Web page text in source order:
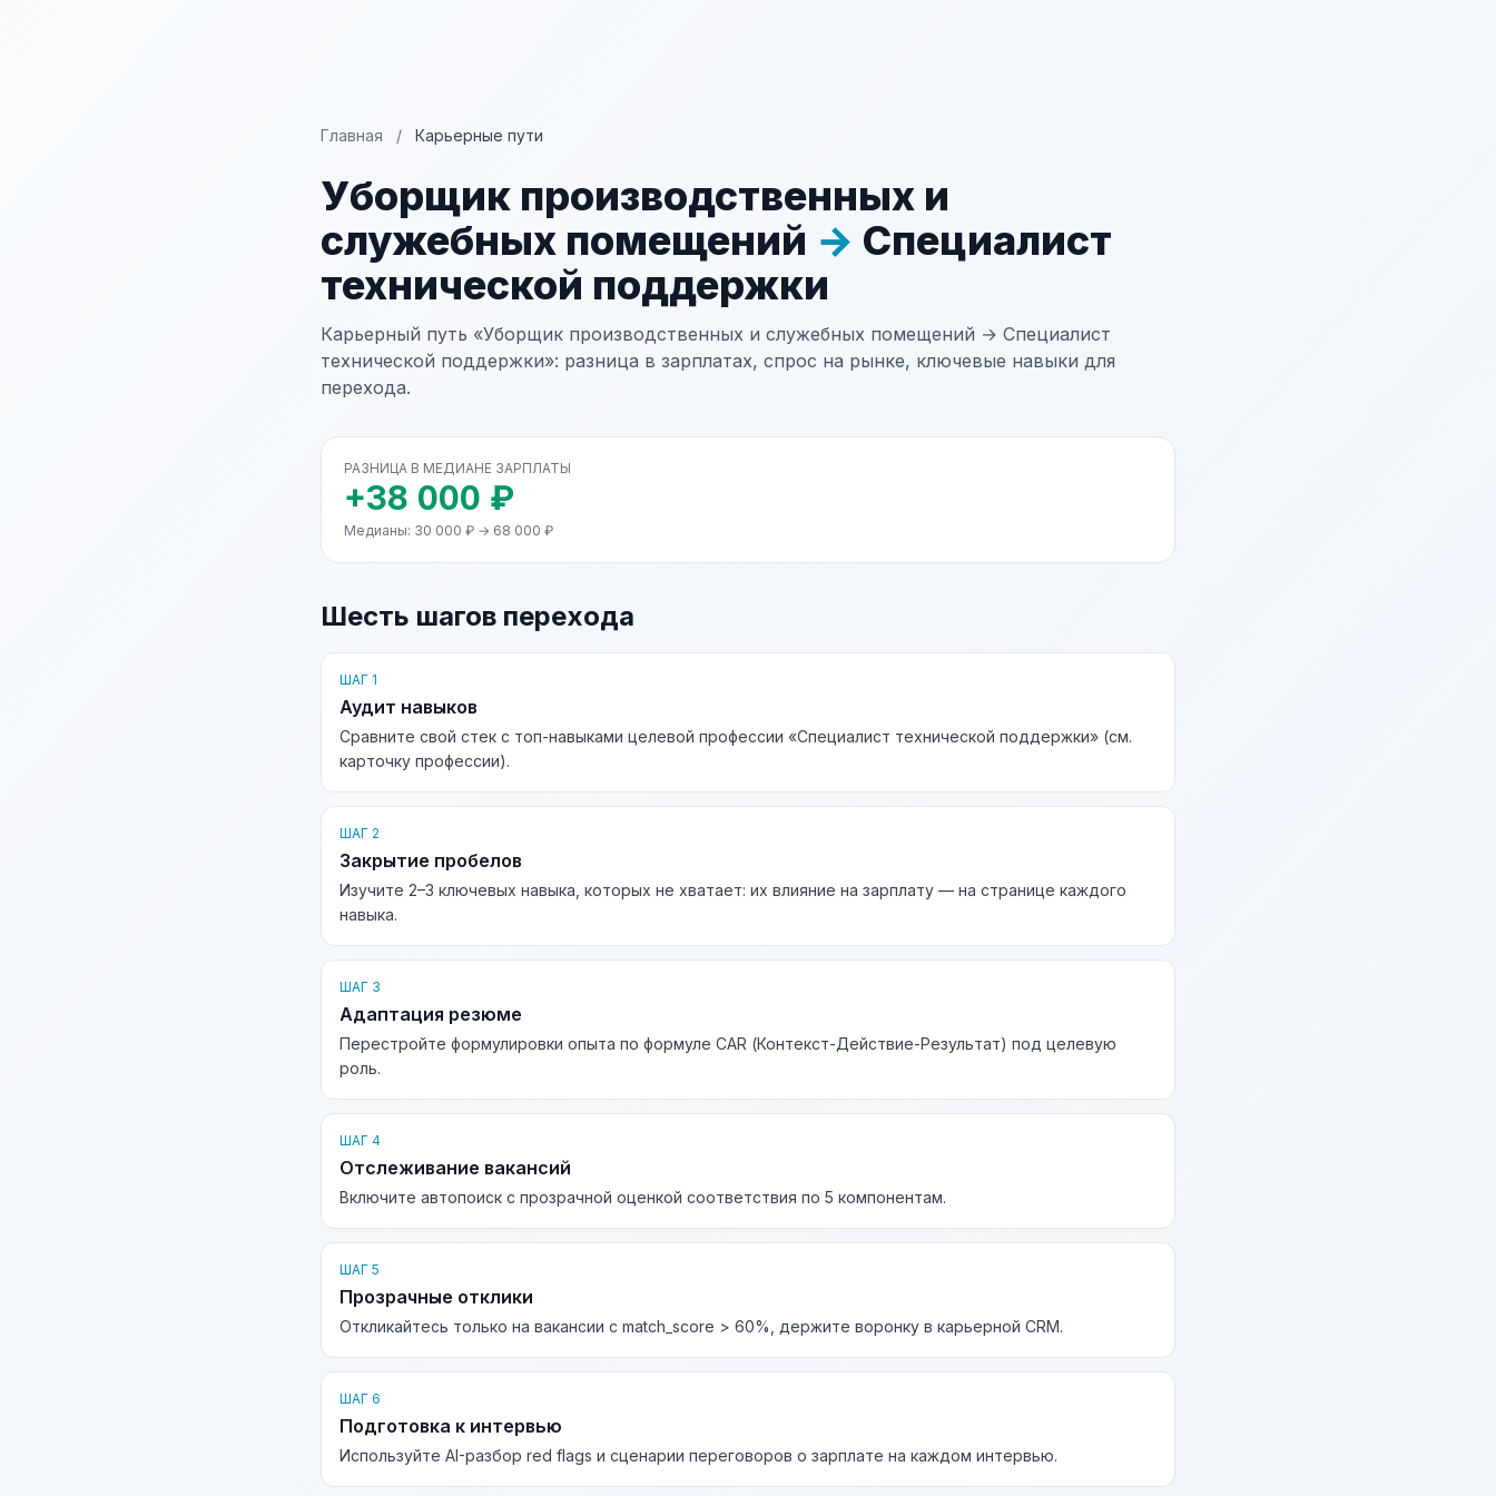
Главная / Карьерные пути
Уборщик производственных и
служебных помещений → Специалист
технической поддержки
Карьерный путь «Уборщик производственных и служебных помещений → Специалист
технической поддержки»: разница в зарплатах, спрос на рынке, ключевые навыки для
перехода.
РАЗНИЦА В МЕДИАНЕ ЗАРПЛАТЫ
+38 000 ₽
Медианы: 30 000 ₽ → 68 000 ₽
Шесть шагов перехода
ШАГ 1
Аудит навыков
Сравните свой стек с топ-навыками целевой профессии «Специалист технической поддержки» (см.
карточку профессии).
ШАГ 2
Закрытие пробелов
Изучите 2–3 ключевых навыка, которых не хватает: их влияние на зарплату — на странице каждого
навыка.
ШАГ 3
Адаптация резюме
Перестройте формулировки опыта по формуле CAR (Контекст-Действие-Результат) под целевую
роль.
ШАГ 4
Отслеживание вакансий
Включите автопоиск с прозрачной оценкой соответствия по 5 компонентам.
ШАГ 5
Прозрачные отклики
Откликайтесь только на вакансии с match_score > 60%, держите воронку в карьерной CRM.
ШАГ 6
Подготовка к интервью
Используйте AI-разбор red flags и сценарии переговоров о зарплате на каждом интервью.